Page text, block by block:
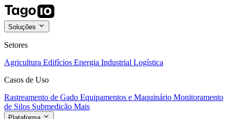
Soluções
Setores
Agricultura Edifícios Energia Industrial Logística
Casos de Uso
Rastreamento de Gado Equipamentos e Maquinário Monitoramento
de Silos Submedição Mais